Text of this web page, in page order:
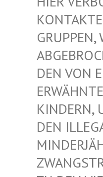
ONTAKTE
RUPPEN,
EN VON
INDERN,
EN